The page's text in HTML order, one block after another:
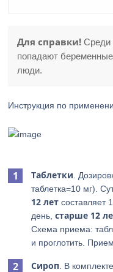
Для справки! Среди
попадают
люди.
Инструкция по
Таблетки .
таблетка=10 мг).
12 лет составляет
день,старше 12
Схема приема:
и проглотить.
Сироп . В